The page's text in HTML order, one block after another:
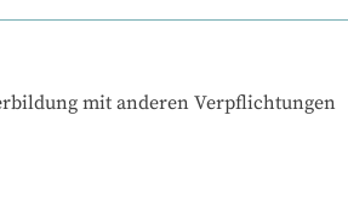
mit anderen Verpflichtungen